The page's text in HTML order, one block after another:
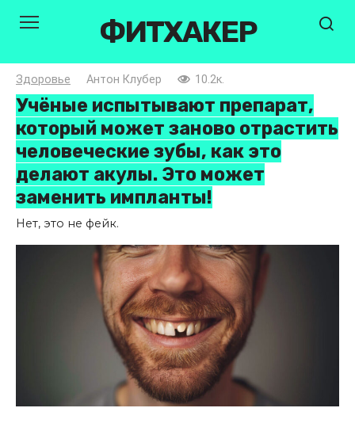
ФИТХАКЕР
Здоровье Антон Клубер 10.2к.
Учёные испытывают препарат,
который может заново отрастить
человеческие зубы, как это
делают акулы. Это может
заменить импланты!
Нет, это не фейк.